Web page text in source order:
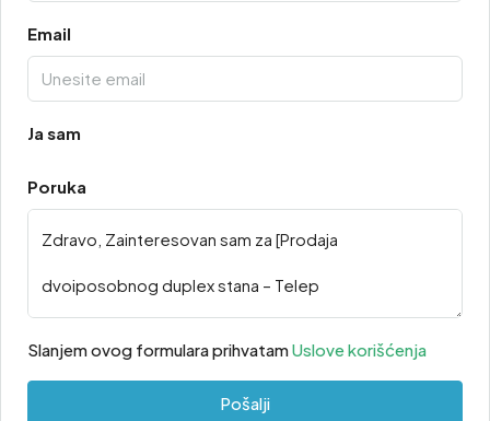
Email
Ja sam
Poruka
Slanjem ovog formulara prihvatamUslove korišćenja
Pošalji